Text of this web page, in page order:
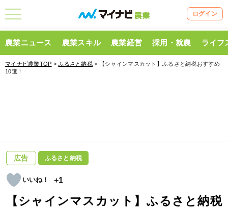
ログイン
農業ニュース 農業スキル 農業経営 採用・就農 ライフ
マイナビ農業TOP >ふるさと納税 > 【シャインマスカット】ふるさと納税おすすめ
10選！
広告 ふるさと納税
+1
【シャインマスカット】ふるさと納税